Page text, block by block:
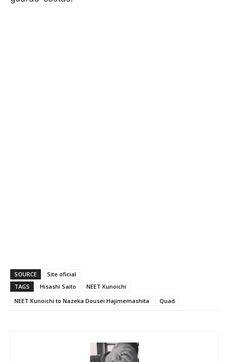
SOURCE
Site oficial
TAGS
Hisashi Saito
NEET Kunoichi
NEET Kunoichi to Nazeka Dousei Hajimemashita
Quad